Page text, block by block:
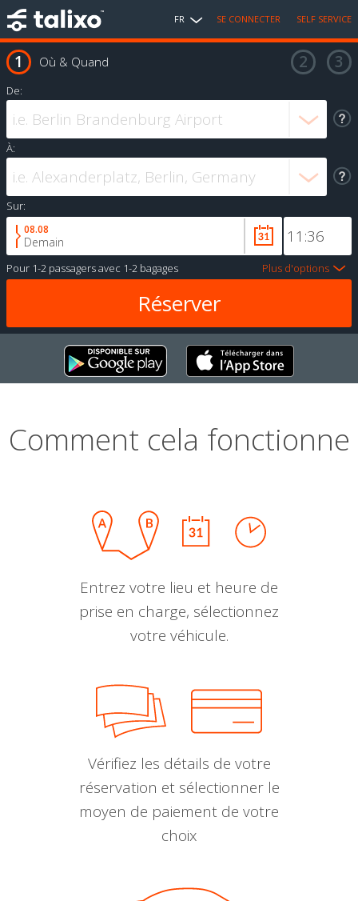
FR SE CONNECTER SELF SERVICE
Où & Quand
De:
À:
Sur:
08.08
Demain
Pour 1-2 passagersavec 1-2 bagages Plus d'options
Comment cela fonctionne
Entrez votre lieu et heure de
prise en charge, sélectionnez
votre véhicule.
Vérifiez les détails de votre
réservation et sélectionner le
moyen de paiement de votre
choix